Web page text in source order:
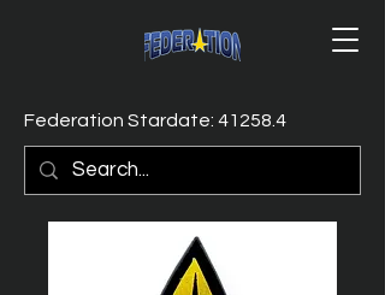
Federation Stardate: 41258.4